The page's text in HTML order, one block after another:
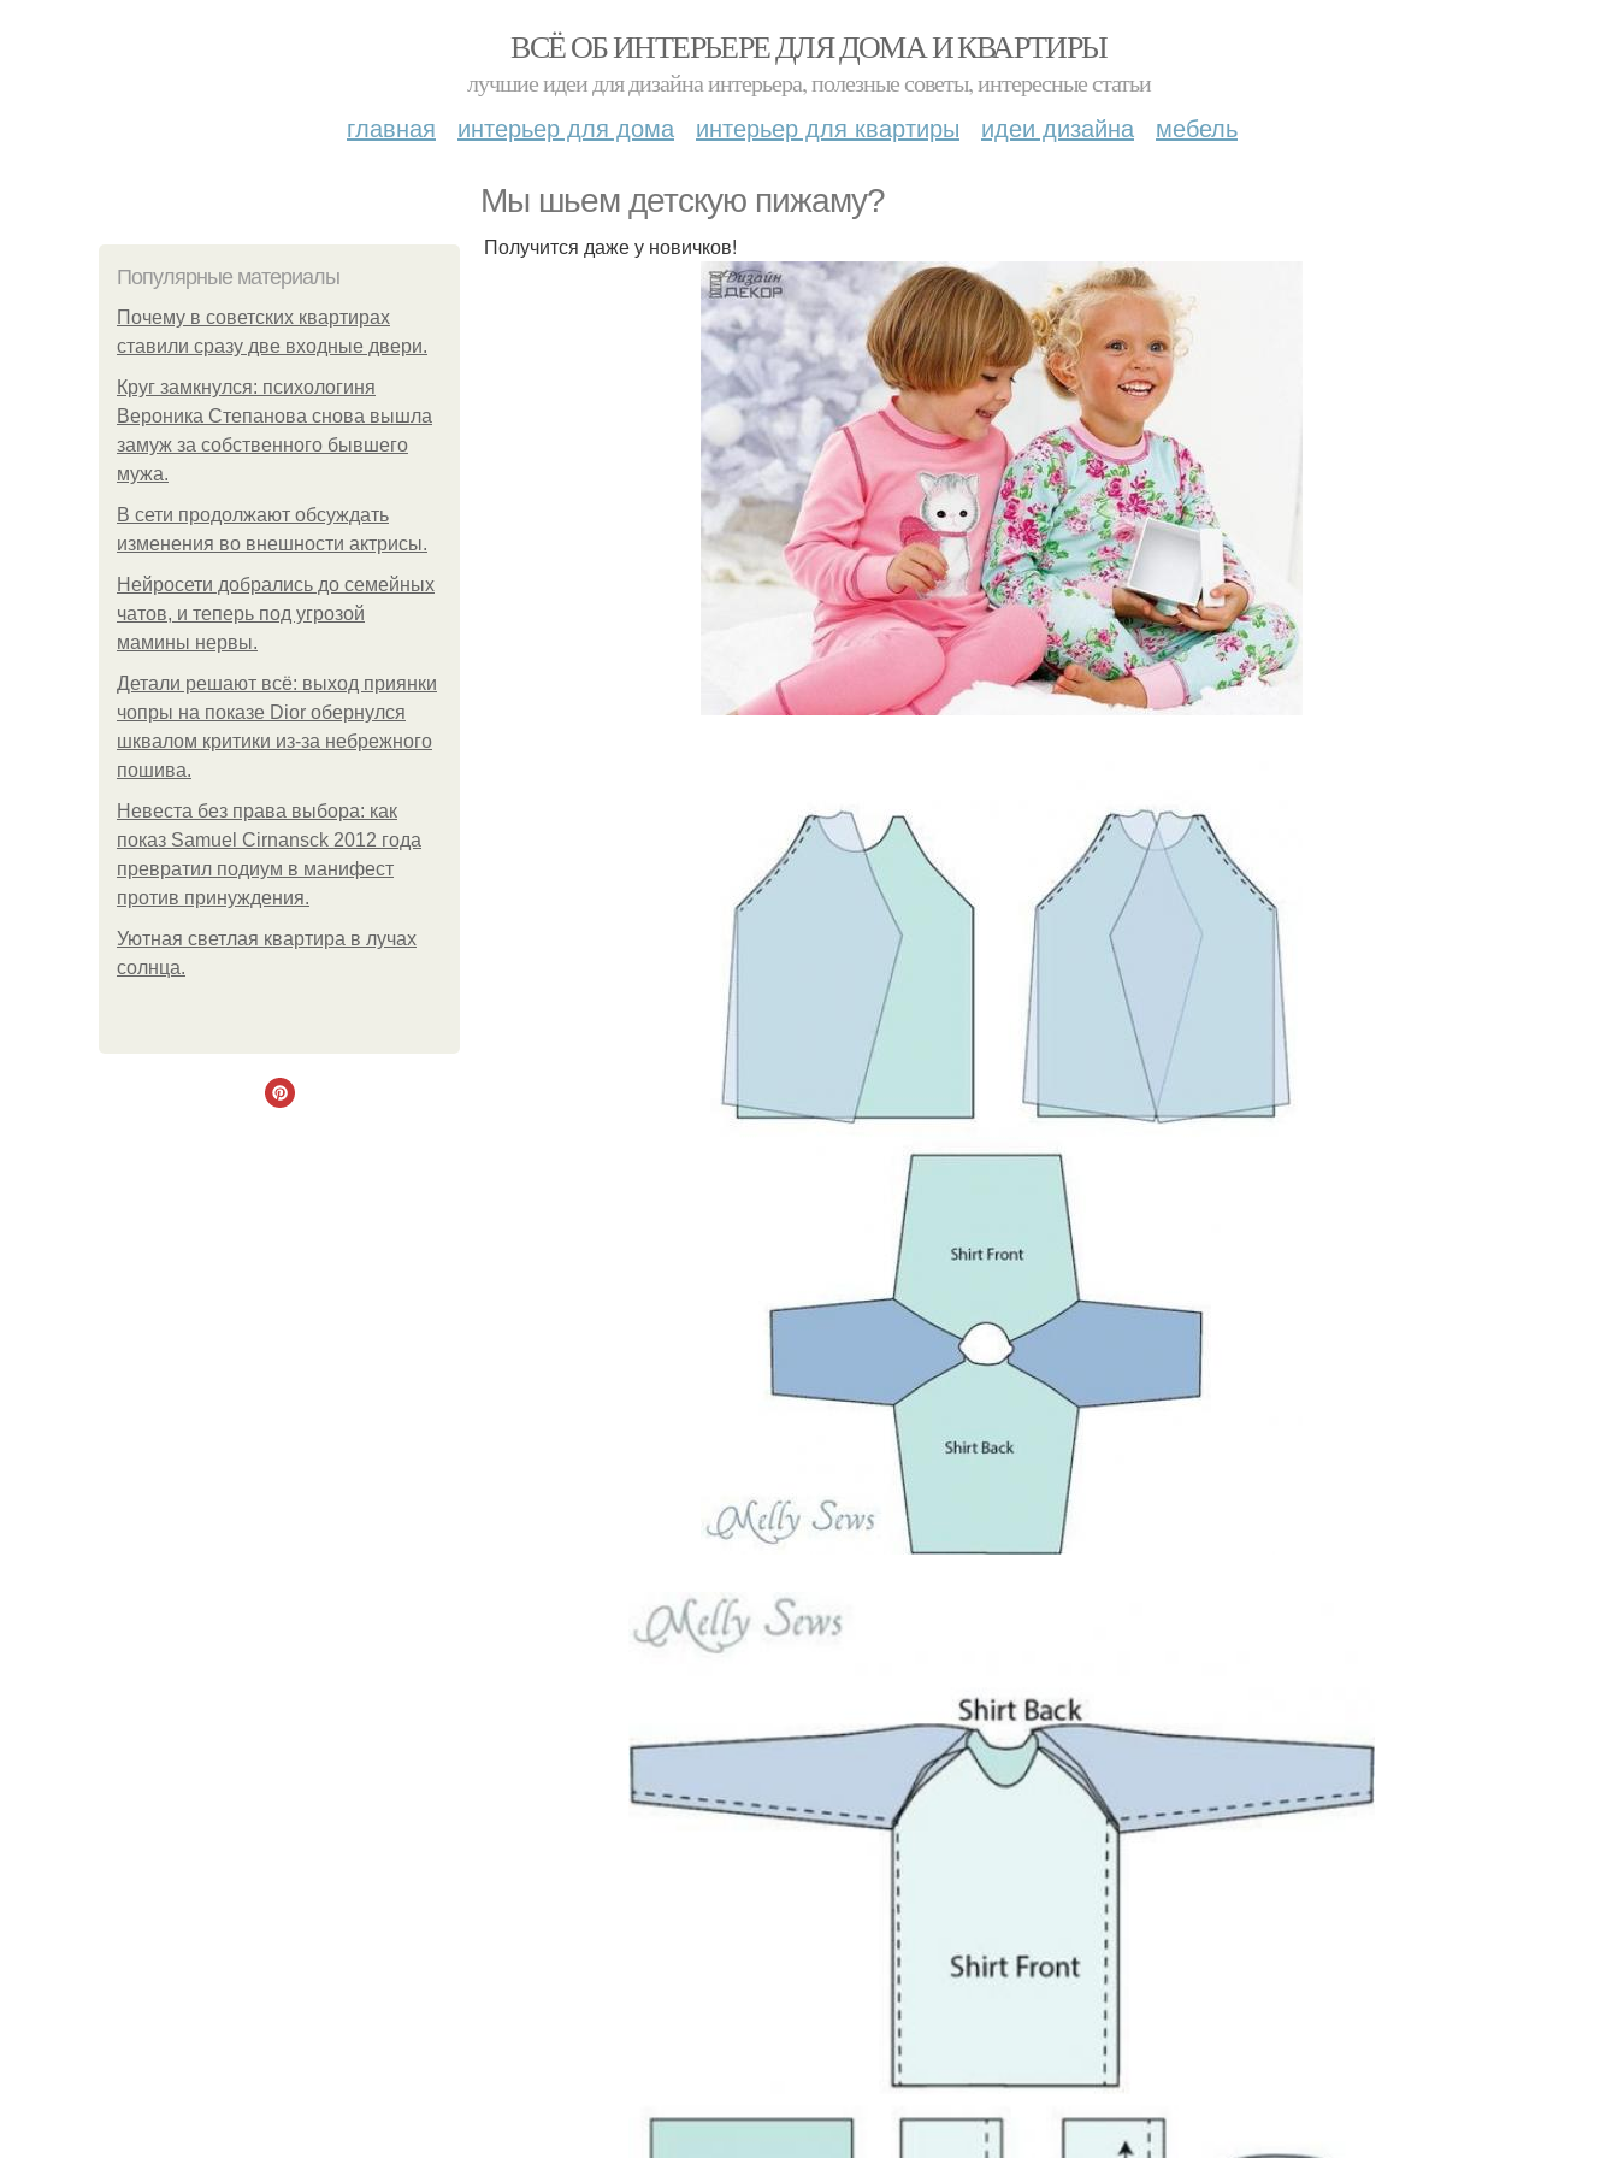
ВСЁ ОБ ИНТЕРЬЕРЕ ДЛЯ ДОМА И КВАРТИРЫ
лучшие идеи для дизайна интерьера, полезные советы, интересные статьи
главная интерьер для дома интерьер для квартиры идеи дизайна мебель
Мы шьем детскую пижаму?
Популярные материалы
Почему в советских квартирах
ставили сразу две входные двери.
Круг замкнулся: психологиня
Вероника Степанова снова вышла
замуж за собственного бывшего
мужа.
В сети продолжают обсуждать
изменения во внешности актрисы.
Нейросети добрались до семейных
чатов, и теперь под угрозой
мамины нервы.
Детали решают всё: выход приянки
чопры на показе Dior обернулся
шквалом критики из-за небрежного
пошива.
Невеста без права выбора: как
показ Samuel Cirnansck 2012 года
превратил подиум в манифест
против принуждения.
Уютная светлая квартира в лучах
солнца.
Получится даже у новичков!